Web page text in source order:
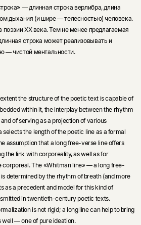
— длинная строка верлибра, длина
дыхания (и шире — телесностью) человека.
поэзии XX века. Тем не менее предлагаемая
строка может реализовывать и
— чистой ментальности.
the structure of the poetic text is capable of
within it, the interplay between the rhythm
of serving as a projection of various
the length of the poetic line as a formal
assumption that a long free-verse line offers
the link with corporeality, as well as for
corporeal. The «Whitman line» — a long free-
determined by the rhythm of breath (and more
as a precedent and model for this kind of
in twentieth-century poetic texts.
is not rigid; a long line can help to bring
well — one of pure ideation.